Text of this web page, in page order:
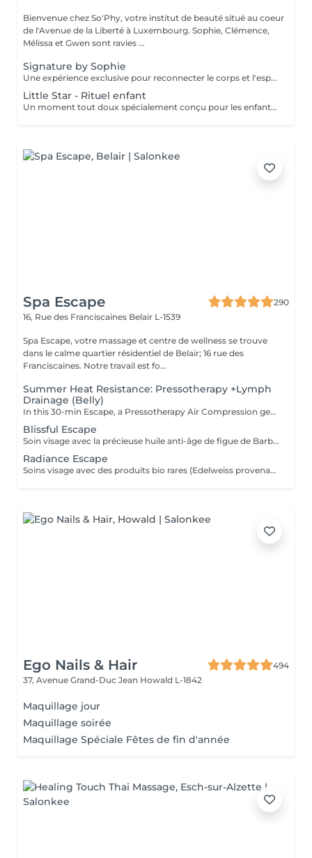
Bienvenue chez So'Phy, votre institut de beauté situé au coeur
de l'Avenue de la Liberté à Luxembourg. Sophie, Clémence,
Mélissa et Gwen sont ravies ...
Signature by Sophie
Une expérience exclusive pour reconnecter le corps et l'esprit. Ce soin signature débute par un bain de pieds chaud et délassant, invitant le corps à ralentir et à relâcher les premières tensions. Il se poursuit par un massage du dos profondément relaxant, conçu pour libérer les tensions musculaires, apaiser le système nerveux et installer un véritable lâcher-prise. L'expérience continue avec un soin du visage entièrement personnalisé, adapté aux besoins spécifiques de votre peau, afin de la nettoyer, l'hydrater et lui redonner confort et éclat. Au coeur de ce rituel se trouve le massage signature de Sophie, le KobiLift® : une gestuelle précise et enveloppante qui stimule, draine et raffermit la peau tout en illuminant le teint. Au-delà des résultats visibles, ce soin procure une profonde sensation d'équilibre, de légèreté et de renouveau. Un moment suspendu, où le temps ralentit, l'esprit s'apaise et le corps se sent pleinement pris en charge. Idéal pour celles et ceux qui recherchent une relaxation profonde, une peau lumineuse et une véritable parenthèse de reconnexion.
Little Star - Rituel enfant
Un moment tout doux spécialement conçu pour les enfants, afin de leur faire découvrir le plaisir de prendre soin d'eux dans un cadre rassurant et bienveillant. Vous choisissez la durée du soin (60 ou 90 minutes), et nous créons un rituel adapté à leur âge, à leurs envies et à leur sensibilité. L'expérience peut inclure différents soins tels qu'un mini soin du visage, un massage relaxant, une mini manucure ou pédicure, avec possibilité de pose de vernis. Chaque séance est pensée comme un moment ludique et apaisant, pour initier les plus jeunes au bien-être tout en douceur. Un instant de détente idéal pour leur offrir une première expérience en institut, dans le respect de leur rythme et de leurs besoins.
Spa Escape
290
16, Rue des Franciscaines Belair L-1539
Spa Escape, votre massage et centre de wellness se trouve
dans le calme quartier résidentiel de Belair; 16 rue des
Franciscaines. Notre travail est fo...
Summer Heat Resistance: Pressotherapy +Lymph
Drainage (Belly)
In this 30-min Escape, a Pressotherapy Air Compression gently tightens & relaxes the legs to boosts lymphatic drainage and reduces water retention. We add a Lymphatic Drainage Belly Massage to soothe tension and/or toxins caught in the tummy area. Your legs, and feet feel lighter, your body feels less bloated. This offer is available on Tuesday to Thursday from 10 to 3pm.
Blissful Escape
Soin visage avec la précieuse huile anti-âge de figue de Barbarie suivi d'un massage crânien + visage, cou, épaules puis un massage oriental des pieds et des jambes. Ce soin commence par un rafraîchissement stimulant des pieds pour favoriser la circulation sanguine et la relaxation.
Radiance Escape
Soins visage avec des produits bio rares (Edelweiss provenant des montagnes et Punarvana plante ayurvédique) + 60 minutes de massage aromatique. Ce soin commence par un rafraîchissement stimulant des pieds pour favoriser la circulation sanguine et la relaxation.
Ego Nails & Hair
494
37, Avenue Grand-Duc Jean Howald L-1842
Maquillage jour
Maquillage soirée
Maquillage Spéciale Fêtes de fin d'année